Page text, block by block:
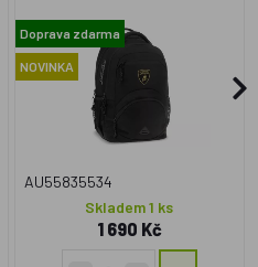
Doprava zdarma
NOVINKA
AU55835534
Skladem 1 ks
1 690 Kč